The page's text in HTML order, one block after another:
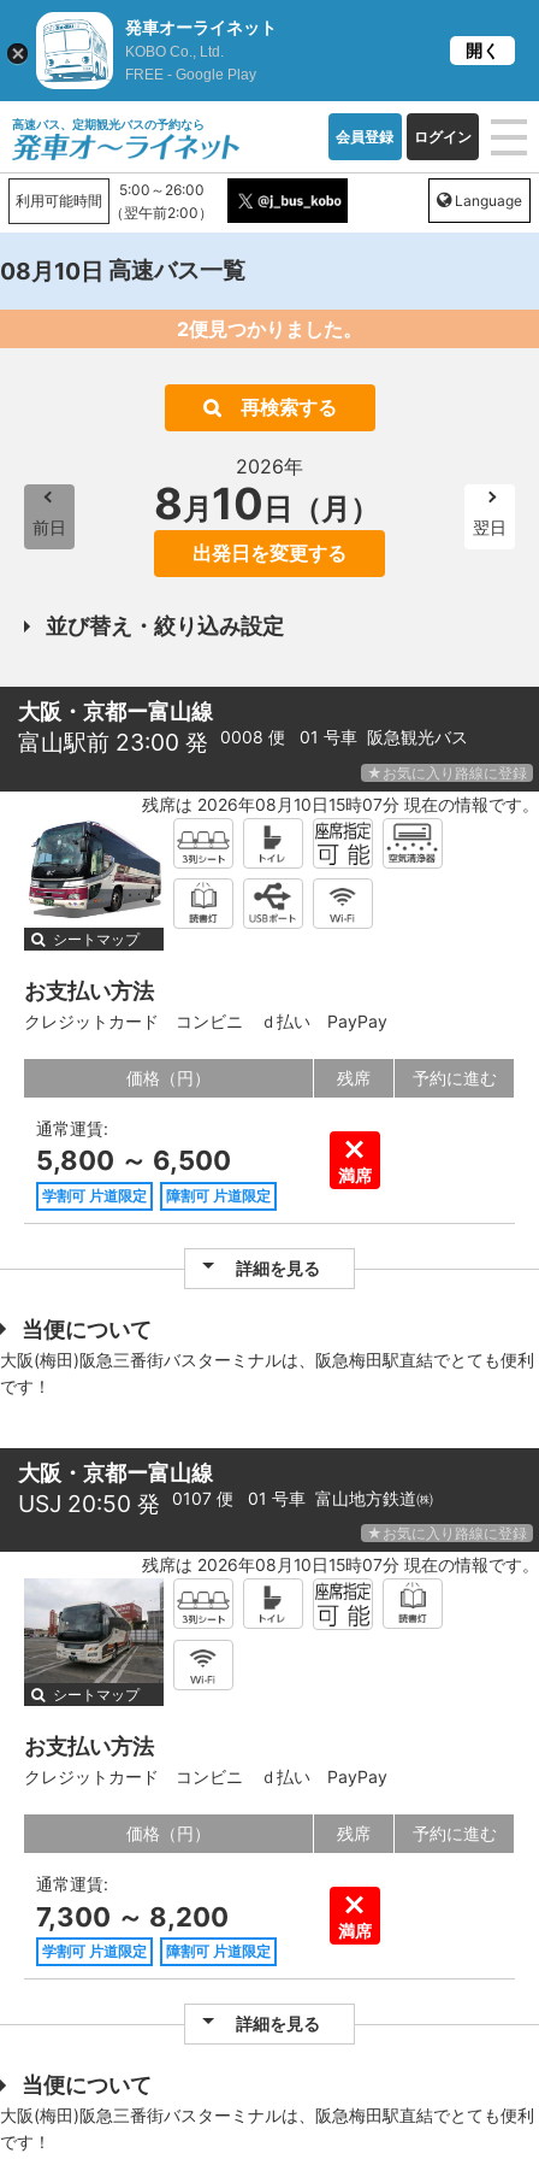
高速バス、定期観光バスの予約なら
会員登録 ログイン
利用可能時間
5:00～26:00
（翌午前2:00）
Language
08月10日 高速バス一覧
2便見つかりました。
再検索する
前日
2026年
8月 10 日（月）
出発日を変更する
翌日
並び替え・絞り込み設定
大阪・京都ー富山線
富山駅前 23:00 発 0008 便 01 号車 阪急観光バス
★お気に入り路線に登録
残席は 2026年08月10日15時07分 現在の情報です。
シートマップ
お支払い方法
クレジットカード コンビニ ｄ払い PayPay
価格（円） 残席 予約に進む
通常運賃:
5,800 ～ 6,500
学割可 片道限定 障割可 片道限定
満席
詳細を見る
当便について
大阪(梅田)阪急三番街バスターミナルは、阪急梅田駅直結でとても便利
です！
大阪・京都ー富山線
USJ 20:50 発 0107 便 01 号車 富山地方鉄道㈱
★お気に入り路線に登録
残席は 2026年08月10日15時07分 現在の情報です。
シートマップ
お支払い方法
クレジットカード コンビニ ｄ払い PayPay
価格（円） 残席 予約に進む
通常運賃:
7,300 ～ 8,200
学割可 片道限定 障割可 片道限定
満席
詳細を見る
当便について
大阪(梅田)阪急三番街バスターミナルは、阪急梅田駅直結でとても便利
です！
発車オーライネット
KOBO Co., Ltd.
FREE - Google Play
開く